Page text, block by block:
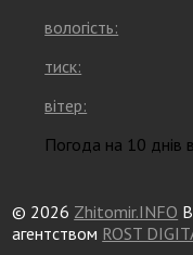
вологість:
тиск:
вітер:
Погода на 10 днів
© 2026 Zhitomir.INFO
агентством ROST